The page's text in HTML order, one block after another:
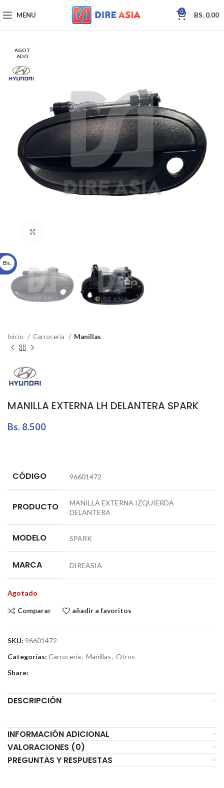
MENU 0 BS. 0,00
AGOT
ADO
Inicio Carrocería Manillas
MANILLA EXTERNA LH DELANTERA SPARK
Bs. 8.500
CÓDIGO 96601472
PRODUCTO
MANILLA EXTERNA IZQUIERDA
DELANTERA
MODELO SPARK
MARCA DIREASIA
Agotado
Comparar añadir a favoritos
SKU: 96601472
Categorías: Carrocería, Manillas, Otros
Share:
DESCRIPCIÓN
INFORMACIÓN ADICIONAL
VALORACIONES (0)
PREGUNTAS Y RESPUESTAS
Bs.